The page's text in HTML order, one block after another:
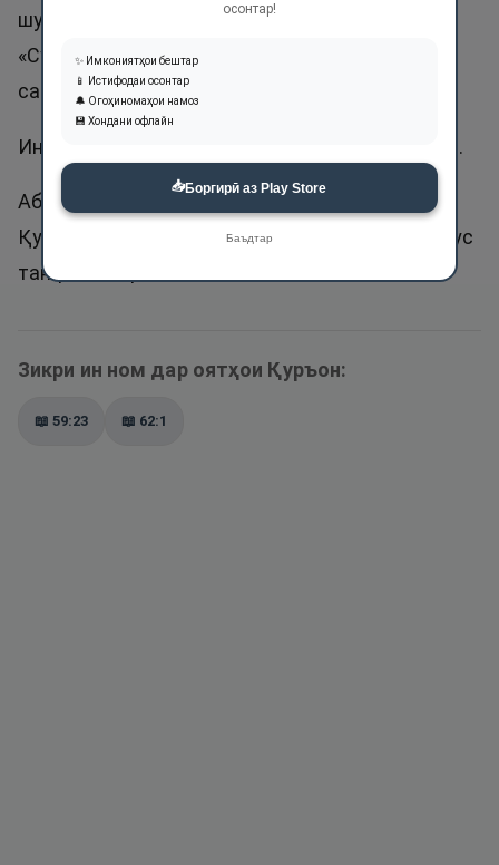
шуморанд. Бинобар ин як маротиба
«Субҳоналлоҳ» гуфтан тарозуро пур аз аҷру
савоб мегардонад.
Ин ном ду маротиба дар Қуръон зикр шудааст.
Абдулқуддус аз ҷумлаи номҳои нек аст. Аммо
Қуддус ном гузоштани кӯдак ҷоиз нест. Қуддус
танҳо Аллоҳ аст.
Зикри ин ном дар оятҳои Қуръон:
📖 59:23 📖 62:1
осонтар!
✨ Имкониятҳои бештар
📱 Истифодаи осонтар
🔔 Огоҳиномаҳои намоз
💾 Хондани офлайн
📥Боргирӣ аз Play Store
Баъдтар